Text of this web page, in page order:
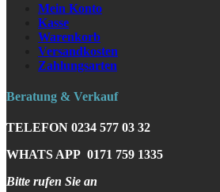
Mein Konto
Kasse
Warenkorb
Versandkosten
Zahlungsarten
Beratung & Verkauf
TELEFON 0234 577 03 32
WHATS APP 0171 759 1335
Bitte rufen Sie an